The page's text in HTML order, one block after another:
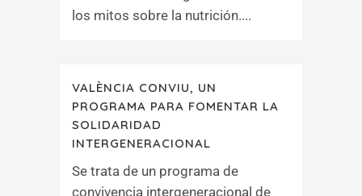
los mitos sobre la nutrición....
VALÈNCIA CONVIU, UN
PROGRAMA PARA FOMENTAR LA
SOLIDARIDAD
INTERGENERACIONAL
Se trata de un programa de
convivencia intergeneracional de